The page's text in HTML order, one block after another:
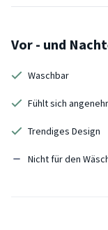
Vor - und
Waschbar
Fühlt sich
Trendiges Design
Nicht für den